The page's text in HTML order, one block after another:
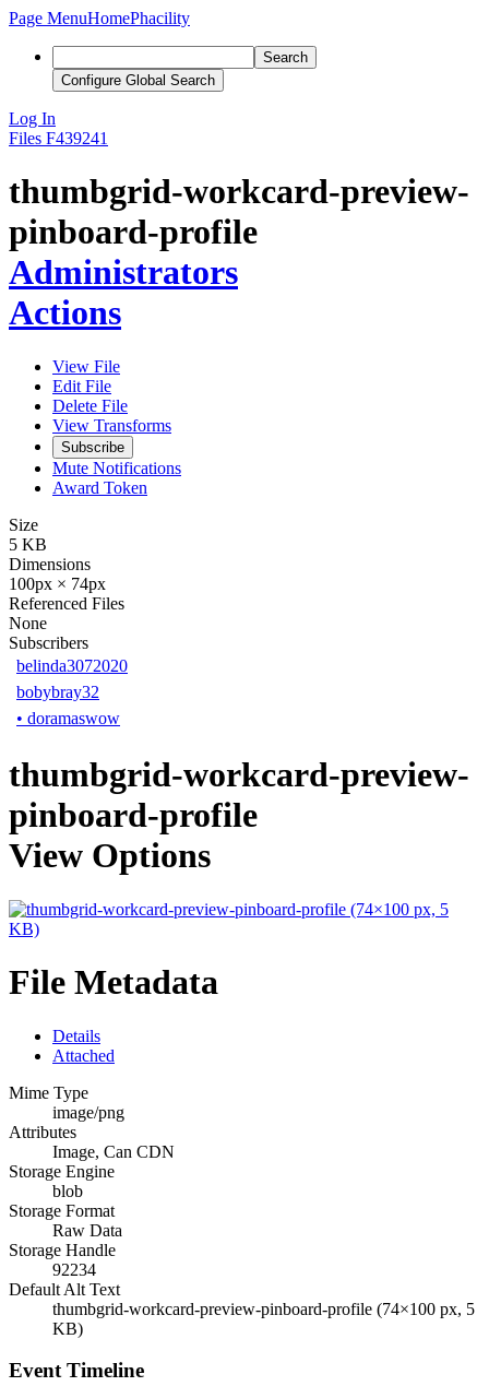
Page MenuHomePhacility
Search
Configure Global Search
Log In
Files F439241
thumbgrid-workcard-preview-
pinboard-profile
Administrators
Actions
View File
Edit File
Delete File
View Transforms
Subscribe
Mute Notifications
Award Token
Size
5 KB
Dimensions
100px × 74px
Referenced Files
None
Subscribers
belinda3072020
bobybray32
• doramaswow
thumbgrid-workcard-preview-
pinboard-profile
View Options
File Metadata
Details
Attached
Mime Type
image/png
Attributes
Image, Can CDN
Storage Engine
blob
Storage Format
Raw Data
Storage Handle
92234
Default Alt Text
thumbgrid-workcard-preview-pinboard-profile (74×100 px, 5
KB)
Event Timeline